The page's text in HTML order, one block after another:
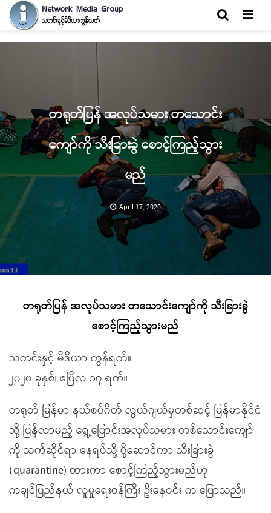
တရုတ်ပြန် အလုပ်သမား တသောင်း
ကျော်ကို သီးခြားခွဲ စောင့်ကြည့်သွား
မည်
April 17, 2020
တရုတ်ပြန် အလုပ်သမား တသောင်းကျော်ကို သီးခြားခွဲ
စောင့်ကြည့်သွားမည်
သတင်းနှင့် မီဒီယာ ကွန်ရက်။
၂၀၂၀ ခုနှစ်၊ ဧပြီလ ၁၇ ရက်။
တရုတ်-မြန်မာ နယ်စပ်ဂိတ် လွယ်ဂျယ်မှတစ်ဆင့် မြန်မာနိုင်ငံ
သို့ ပြန်လာမည့် ရွေ့ပြောင်းအလုပ်သမား တစ်သောင်းကျော်
ကို သက်ဆိုင်ရာ နေရပ်သို့ ပို့ဆောင်ကာ သီးခြားခွဲ
(quarantine) ထားကာ စောင့်ကြည့်သွားမည်ဟု
ကချင်ပြည်နယ် လူမှုရေးဝန်ကြီး ဦးနေဝင်း က ပြောသည်။